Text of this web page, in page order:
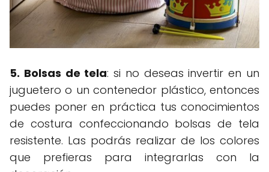
5. Bolsas de tela: si no deseas invertir en un
juguetero o un contenedor plástico, entonces
puedes poner en práctica tus conocimientos
de costura confeccionando bolsas de tela
resistente. Las podrás realizar de los colores
que prefieras para integrarlas con la